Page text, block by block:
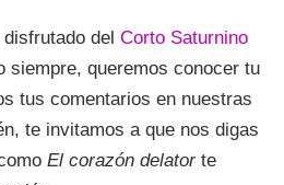
del Corto Saturnino
siempre, queremos conocer tu
tus comentarios en nuestras
te invitamos a que nos digas
El corazón delator te